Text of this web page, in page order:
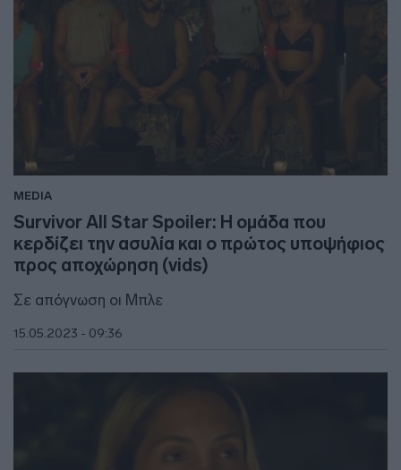
MEDIA
Survivor All Star Spoiler: Η ομάδα που
κερδίζει την ασυλία και ο πρώτος υποψήφιος
προς αποχώρηση (vids)
Σε απόγνωση οι Μπλε
15.05.2023 - 09:36